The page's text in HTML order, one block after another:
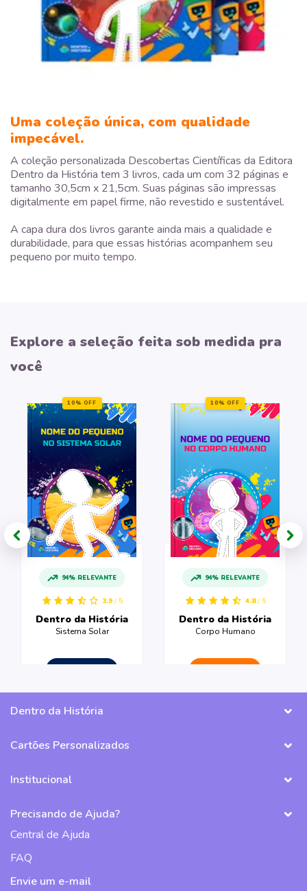
Uma coleção única, com qualidade
impecável.
A coleção personalizada Descobertas Científicas da Editora
Dentro da História tem 3 livros, cada um com 32 páginas e
tamanho 30,5cm x 21,5cm. Suas páginas são impressas
digitalmente em papel firme, não revestido e sustentável.
A capa dura dos livros garante ainda mais a qualidade e
durabilidade, para que essas histórias acompanhem seu
pequeno por muito tempo.
Explore a seleção feita sob medida pra
você
94% RELEVANTE
3.9 / 5
Dentro da História
Sistema Solar
10% OFF
94% RELEVANTE
4.8/ 5
Dentro da História
Corpo Humano
10% OFF
Dentro da História
Cartões Personalizados
Institucional
Precisando de Ajuda?
Central de Ajuda
FAQ
Envie um e-mail